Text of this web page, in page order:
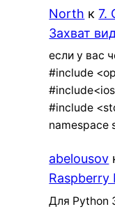
North к7.
Захват
если у вас
#include
#include
namespace
abelousov
Raspberry
Для Python